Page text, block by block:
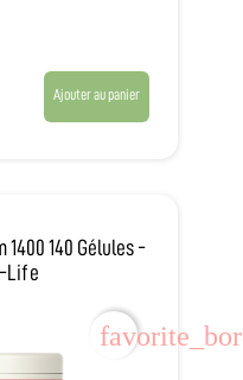
Ajouter au panier
1400 140 Gélules -
Life